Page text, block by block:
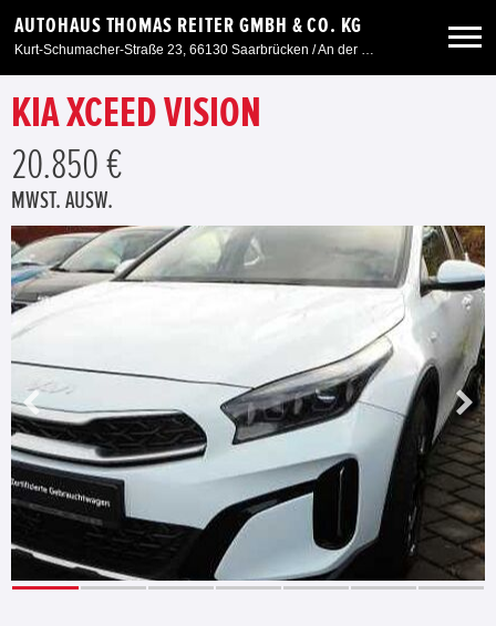
AUTOHAUS THOMAS REITER GMBH & CO. KG
Kurt-Schumacher-Straße 23, 66130 Saarbrücken / An der Windmühle 7, 66780 Siersburg
Neuwagen
Gebrauchtwagen
Angebote
Service & Zubehör
Unser Autohaus
KIA XCEED VISION
20.850 €
MWST. AUSW.